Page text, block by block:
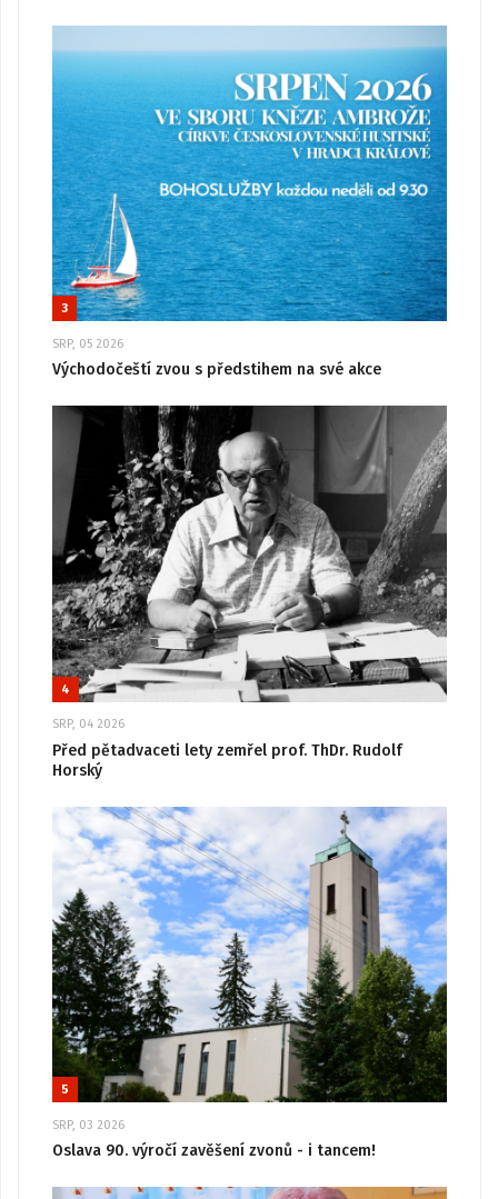
3
SRP, 05 2026
Východočeští zvou s předstihem na své akce
4
SRP, 04 2026
Před pětadvaceti lety zemřel prof. ThDr. Rudolf
Horský
5
SRP, 03 2026
Oslava 90. výročí zavěšení zvonů - i tancem!